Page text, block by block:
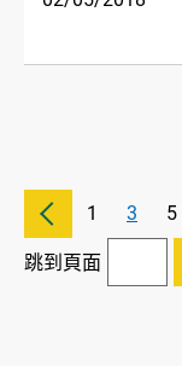
1 3 5
跳到頁面